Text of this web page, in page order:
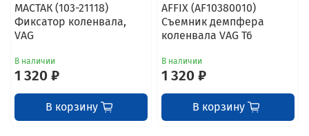
МАСТАК (103-21118)
Фиксатор коленвала,
VAG
В наличии
1 320 ₽
В корзину
AFFIX (AF10380010)
Cъемник демпфера
коленвала VAG T6
В наличии
1 320 ₽
В корзину